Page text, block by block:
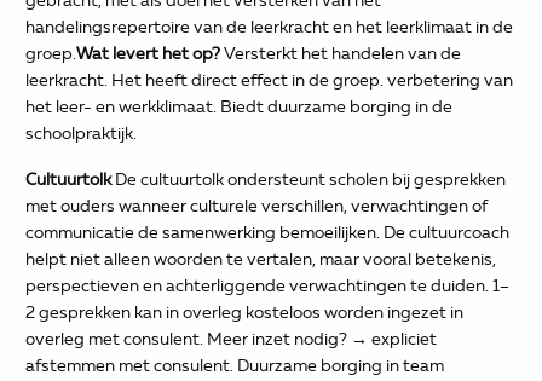
handelingsrepertoire van de leerkracht en het leerklimaat in de
groep.Wat levert het op?Versterkt het handelen van de
leerkracht. Het heeft direct effect in de groep. verbetering van
het leer- en werkklimaat. Biedt duurzame borging in de
schoolpraktijk.
CultuurtolkDe cultuurtolk ondersteunt scholen bij gesprekken
met ouders wanneer culturele verschillen, verwachtingen of
communicatie de samenwerking bemoeilijken. De cultuurcoach
helpt niet alleen woorden te vertalen, maar vooral betekenis,
perspectieven en achterliggende verwachtingen te duiden. 1–
2 gesprekken kan in overleg kosteloos worden ingezet in
overleg met consulent. Meer inzet nodig? → expliciet
afstemmen met consulent. Duurzame borging in team